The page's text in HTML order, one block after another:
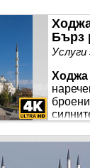
Бърз
Ходжа